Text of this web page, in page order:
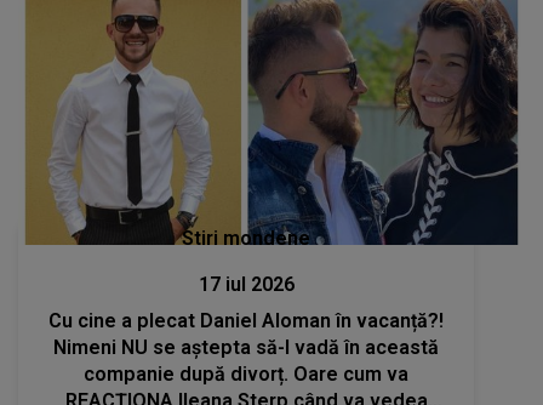
Stiri mondene
17 iul 2026
Cu cine a plecat Daniel Aloman în vacanță?!
Nimeni NU se aștepta să-l vadă în această
companie după divorț. Oare cum va
REACȚIONA Ileana Sterp când va vedea